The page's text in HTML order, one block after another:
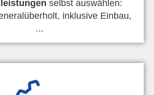
selbst auswählen:
inklusive Einbau,
...